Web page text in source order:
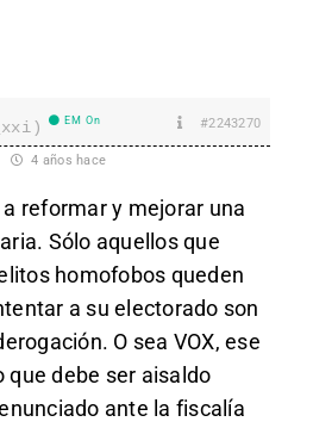
EM On #2243270
4 años hace
reformar y mejorar una
Sólo aquellos que
homofobos queden
a su electorado son
O sea VOX, ese
debe ser aisaldo
ante la fiscalía